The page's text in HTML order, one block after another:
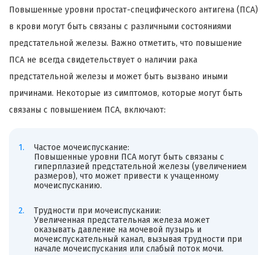
Повышенные уровни простат-специфического антигена (ПСА)
в крови могут быть связаны с различными состояниями
предстательной железы. Важно отметить, что повышение
ПСА не всегда свидетельствует о наличии рака
предстательной железы и может быть вызвано иными
причинами. Некоторые из симптомов, которые могут быть
связаны с повышением ПСА, включают:
Частое мочеиспускание:
Повышенные уровни ПСА могут быть связаны с
гиперплазией предстательной железы (увеличением
размеров), что может привести к учащенному
мочеиспусканию.
Трудности при мочеиспускании:
Увеличенная предстательная железа может
оказывать давление на мочевой пузырь и
мочеиспускательный канал, вызывая трудности при
начале мочеиспускания или слабый поток мочи.